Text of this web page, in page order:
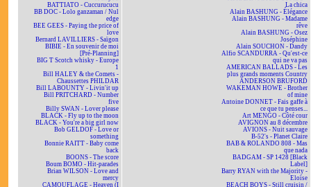
BATTIATO - Cuccurucucu
BB DOC - Lolo ganzaman / Nul
edge
BEE GEES - Paying the price of
love
Bernard LAVILLIERS - Saïgon
BIBIE - En souvenir de moi
[Pré-Planning]
BIG T Scotch whisky - Europe
1
Bill HALEY & the Comets -
Chaussettes PHILDAR
Bill LABOUNTY - Livin'it up
Bill PRITCHARD - Number
five
Billy SWAN - Lover please
BLACK - Fly up to the moon
BLACK - You're a big girl now
Bob GELDOF - Love or
something
Bonnie RAITT - Baby come
back
BOONS - The score
Boum BOMO - Hit-parades
Brian WILSON - Love and
mercy
CAMOUFLAGE - Heaven (I
La chica
Alain BASHUNG - Élégance
Alain BASHUNG - Madame
rêve
Alain BASHUNG - Osez
Joséphine
Alain SOUCHON - Dandy
Alfio SCANDURRA - Qu'est-ce
qui ne va pas
AMERICAN BALLADS - Les
plus grands moments Country
ANDERSON BRUFORD
WAKEMAN HOWE - Brother
of mine
Antoine DONNET - Fais gaffe à
ce que tu penses...
Art MENGO - Côté cour
AVIGNON au 8 décembre
AVIONS - Nuit sauvage
B-52's - Planet Claire
BAB & ROLANDO 808 - Mas
que nada
BADGAM - SP 1428 [Black
Label]
Barry RYAN with the Majority -
Eloïse
BEACH BOYS - Still cruisin /